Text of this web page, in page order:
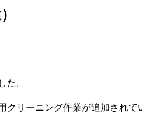
た。
リーニング作業が追加されて